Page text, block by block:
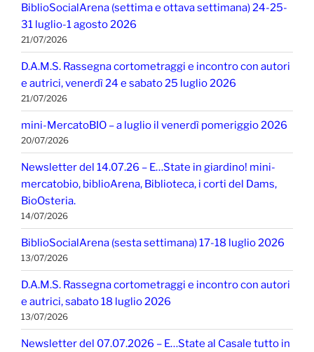
BiblioSocialArena (settima e ottava settimana) 24-25-
31 luglio-1 agosto 2026
21/07/2026
D.A.M.S. Rassegna cortometraggi e incontro con autori
e autrici, venerdì 24 e sabato 25 luglio 2026
21/07/2026
mini-MercatoBIO – a luglio il venerdì pomeriggio 2026
20/07/2026
Newsletter del 14.07.26 – E…State in giardino! mini-
mercatobio, biblioArena, Biblioteca, i corti del Dams,
BioOsteria.
14/07/2026
BiblioSocialArena (sesta settimana) 17-18 luglio 2026
13/07/2026
D.A.M.S. Rassegna cortometraggi e incontro con autori
e autrici, sabato 18 luglio 2026
13/07/2026
Newsletter del 07.07.2026 – E…State al Casale tutto in